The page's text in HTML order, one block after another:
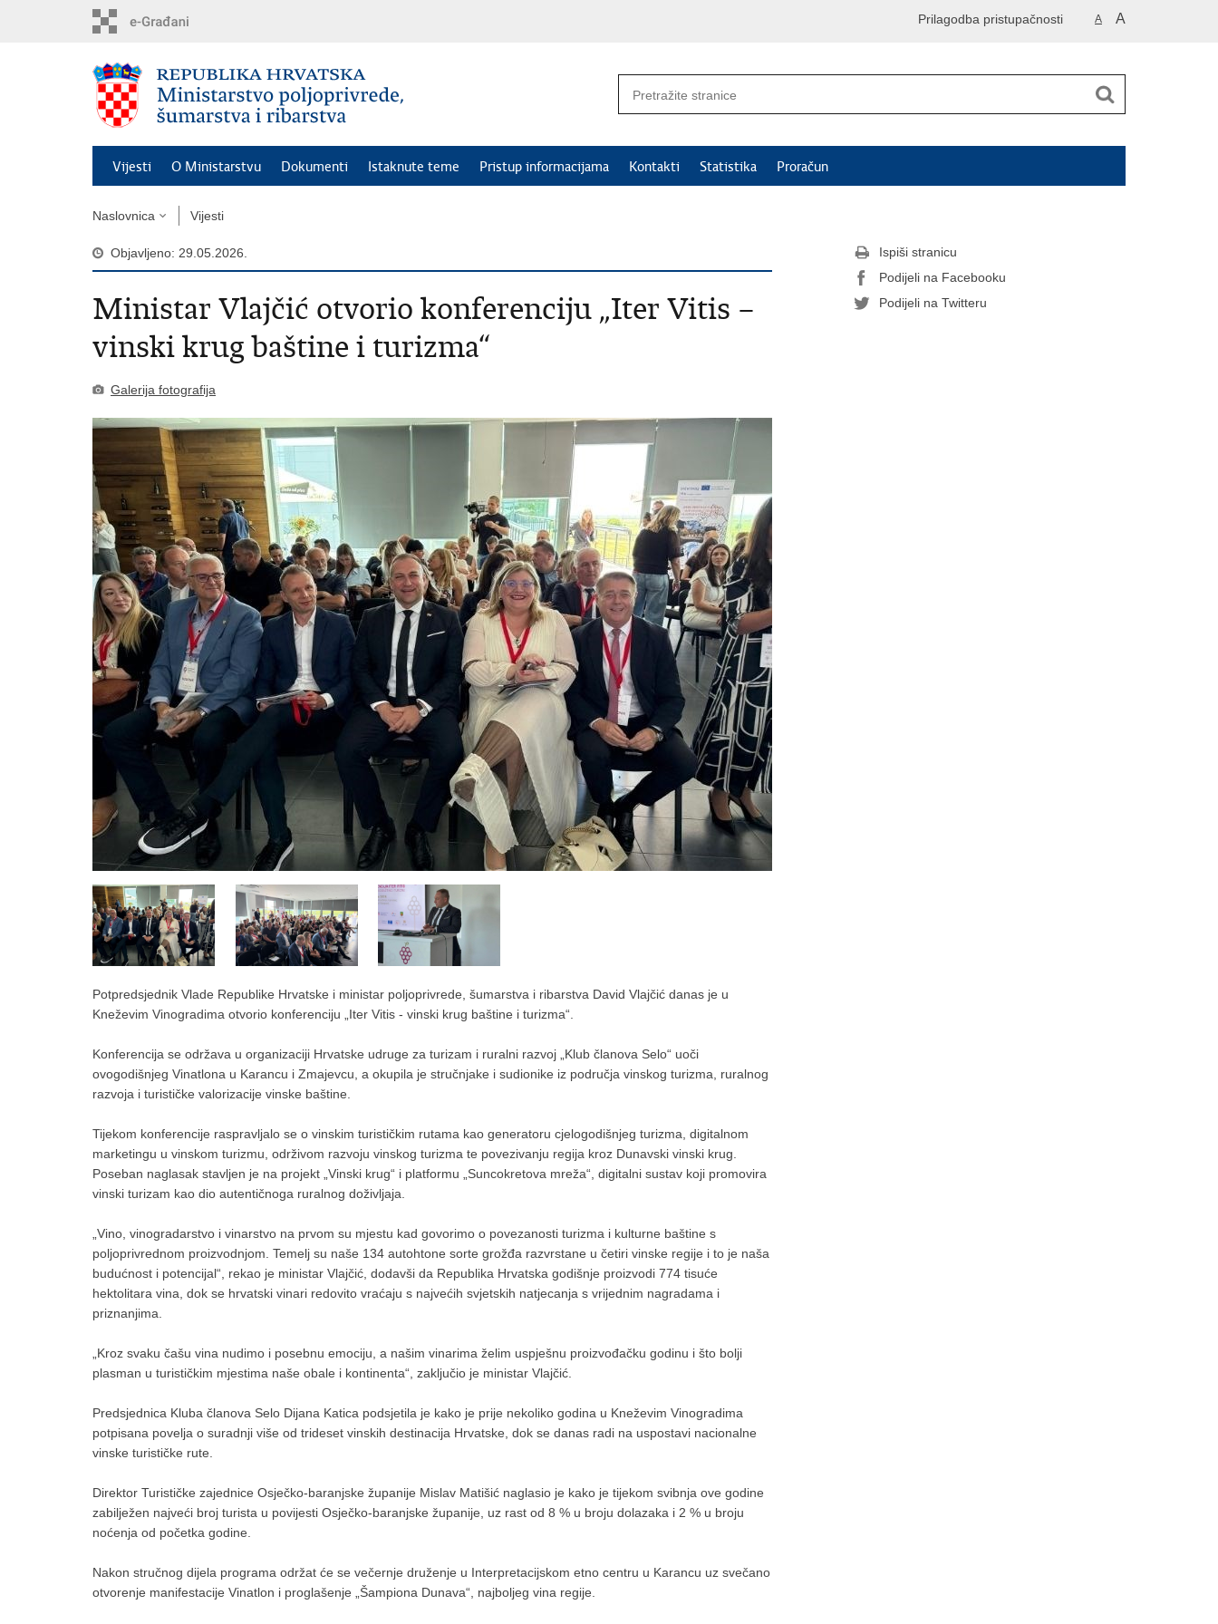
A A
Prilagodba pristupačnosti
Vijesti O Ministarstvu Dokumenti Istaknute teme Pristup informacijama Kontakti Statistika Proračun
Naslovnica Vijesti
Objavljeno: 29.05.2026.
Ministar Vlajčić otvorio konferenciju „Iter Vitis –
vinski krug baštine i turizma“
Galerija fotografija
Potpredsjednik Vlade Republike Hrvatske i ministar poljoprivrede, šumarstva i ribarstva David Vlajčić danas je u
Kneževim Vinogradima otvorio konferenciju „Iter Vitis - vinski krug baštine i turizma“.
Konferencija se održava u organizaciji Hrvatske udruge za turizam i ruralni razvoj „Klub članova Selo“ uoči
ovogodišnjeg Vinatlona u Karancu i Zmajevcu, a okupila je stručnjake i sudionike iz područja vinskog turizma, ruralnog
razvoja i turističke valorizacije vinske baštine.
Tijekom konferencije raspravljalo se o vinskim turističkim rutama kao generatoru cjelogodišnjeg turizma, digitalnom
marketingu u vinskom turizmu, održivom razvoju vinskog turizma te povezivanju regija kroz Dunavski vinski krug.
Poseban naglasak stavljen je na projekt „Vinski krug“ i platformu „Suncokretova mreža“, digitalni sustav koji promovira
vinski turizam kao dio autentičnoga ruralnog doživljaja.
„Vino, vinogradarstvo i vinarstvo na prvom su mjestu kad govorimo o povezanosti turizma i kulturne baštine s
poljoprivrednom proizvodnjom. Temelj su naše 134 autohtone sorte grožđa razvrstane u četiri vinske regije i to je naša
budućnost i potencijal“, rekao je ministar Vlajčić, dodavši da Republika Hrvatska godišnje proizvodi 774 tisuće
hektolitara vina, dok se hrvatski vinari redovito vraćaju s najvećih svjetskih natjecanja s vrijednim nagradama i
priznanjima.
„Kroz svaku čašu vina nudimo i posebnu emociju, a našim vinarima želim uspješnu proizvođačku godinu i što bolji
plasman u turističkim mjestima naše obale i kontinenta“, zaključio je ministar Vlajčić.
Predsjednica Kluba članova Selo Dijana Katica podsjetila je kako je prije nekoliko godina u Kneževim Vinogradima
potpisana povelja o suradnji više od trideset vinskih destinacija Hrvatske, dok se danas radi na uspostavi nacionalne
vinske turističke rute.
Direktor Turističke zajednice Osječko-baranjske županije Mislav Matišić naglasio je kako je tijekom svibnja ove godine
zabilježen najveći broj turista u povijesti Osječko-baranjske županije, uz rast od 8 % u broju dolazaka i 2 % u broju
noćenja od početka godine.
Nakon stručnog dijela programa održat će se večernje druženje u Interpretacijskom etno centru u Karancu uz svečano
otvorenje manifestacije Vinatlon i proglašenje „Šampiona Dunava“, najboljeg vina regije.
Ispiši stranicu
Podijeli na Facebooku
Podijeli na Twitteru